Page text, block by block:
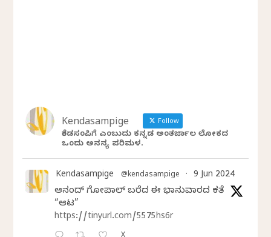
Kendasampige Follow
ಕೆಂಡಸಂಪಿಗೆ ಎಂಬುದು ಕನ್ನಡ ಅಂತರ್ಜಾಲ ಲೋಕದ
ಒಂದು ಅನನ್ಯ ಪರಿಮಳ.
Kendasampige @kendasampige · 9 Jun 2024
ಆನಂದ್‌ ಗೋಪಾಲ್‌ ಬರೆದ ಈ ಭಾನುವಾರದ ಕತೆ
“ಆಟ”
https://tinyurl.com/5575hs6r